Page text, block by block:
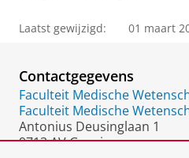
l
Laatst gewijzigd: 01 maart
Contactgegevens
Faculteit Medische
Faculteit Medische
Antonius Deusinglaan 1
9713 AV Groningen